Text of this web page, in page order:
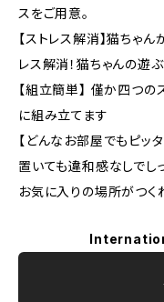
スをご用意。
【ストレス解消】猫ちゃ
レス解消！猫ちゃんの遊
【組立簡単】 僅か四つ
に組み立てます
【どんなお部屋でもピッ
置いても違和感なしでし
お気に入りの場所がつく